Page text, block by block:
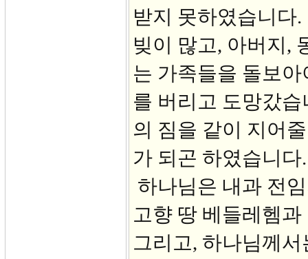
받지 못하였습니다
빚이 많고, 아버지,
는 가족들을 돌보
를 버리고 도망갔
의 짐을 같이 지어
가 되곤 하였습니다.
하나님은 내과 전
고향 땅 베들레헴
그리고, 하나님께